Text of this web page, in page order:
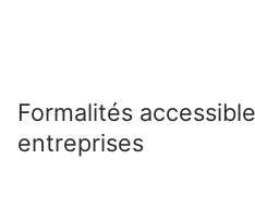
Formalités
entreprises